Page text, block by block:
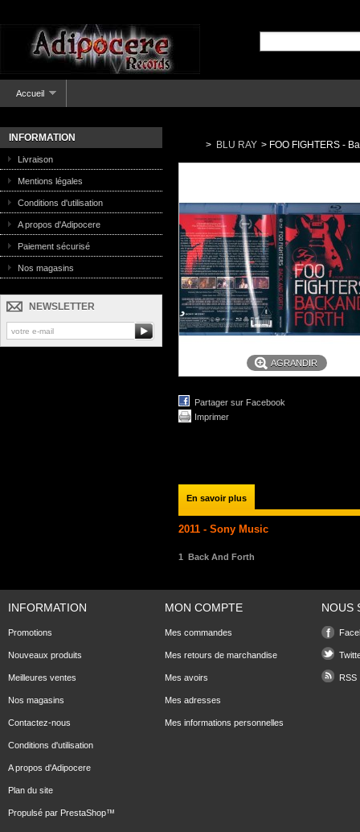
Accueil
INFORMATION
Livraison
Mentions légales
Conditions d'utilisation
A propos d'Adipocere
Paiement sécurisé
Nos magasins
NEWSLETTER
> BLU RAY > FOO FIGHTERS -
AGRANDIR
Partager sur Facebook
Imprimer
En savoir plus
2011 - Sony Music
1 Back And Forth
INFORMATION
Promotions
Nouveaux produits
Meilleures ventes
Nos magasins
Contactez-nous
Conditions d'utilisation
A propos d'Adipocere
Plan du site
Propulsé par PrestaShop™
MON COMPTE
Mes commandes
Mes retours de marchandise
Mes avoirs
Mes adresses
Mes informations personnelles
NOUS
RSS